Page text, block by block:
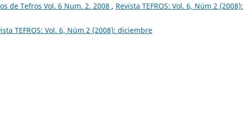
de Tefros Vol. 6 Num. 2. 2008 , Revista TEFROS: Vol. 6, Núm 2 (2008):
TEFROS: Vol. 6, Núm 2 (2008): diciembre